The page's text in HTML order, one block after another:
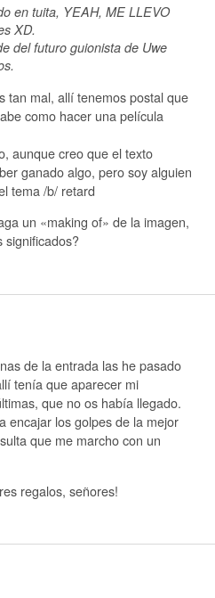
en tuita, YEAH, ME LLEVO
XD.
del futuro guionista de Uwe
tan mal, allí tenemos postal que
como hacer una película
aunque creo que el texto
ganado algo, pero soy alguien
tema /b/ retard
un «making of» de la imagen,
significados?
de la entrada las he pasado
tenía que aparecer mi
que no os había llegado.
encajar los golpes de la mejor
que me marcho con un
regalos, señores!